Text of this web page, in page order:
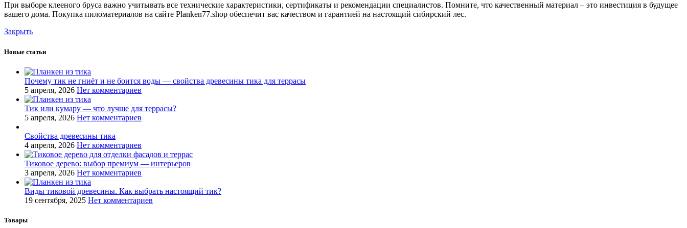
При выборе клееного бруса важно учитывать все технические характеристики, сертификаты и рекомендации специалистов. Помните, что качественный материал – это инвестиция в будущее
вашего дома. Покупка пиломатериалов на сайте Planken77.shop обеспечит вас качеством и гарантией на настоящий сибирский лес.
Закрыть
Новые статьи
Почему тик не гниёт и не боится воды — свойства древесины тика для террасы
5 апреля, 2026 Нет комментариев
Тик или кумару — что лучше для террасы?
5 апреля, 2026 Нет комментариев
Свойства древесины тика
4 апреля, 2026 Нет комментариев
Тиковое дерево: выбор премиум — интерьеров
3 апреля, 2026 Нет комментариев
Виды тиковой древесины. Как выбрать настоящий тик?
19 сентября, 2025 Нет комментариев
Товары